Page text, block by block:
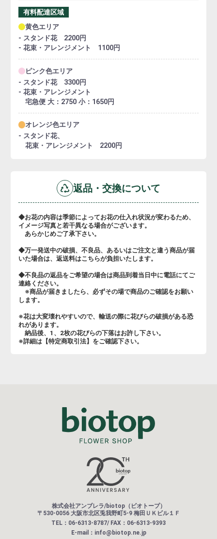
有料配達区域
黄色エリア
- スタンド花 2200円
- 花束・アレンジメント 1100円
ピンク色エリア
- スタンド花 3300円
- 花束・アレンジメント
宅急便 大：2750 小：1650円
オレンジ色エリア
- スタンド花、
花束・アレンジメント 2200円
返品・交換について
◆お花の内容は季節によってお花の仕入れ状況が変わるため、
イメージ写真と若干異なる場合がございます。
あらかじめご了承下さい。
◆万一発送中の破損、不良品、あるいはご注文と違う商品が届
いた場合は、返送料はこちらが負担いたします。
◆不良品の返品をご希望の場合は商品到着当日中に電話にてご
連絡ください。
※商品が届きましたら、必ずその場で商品のご確認をお願い
します。
※花は大変壊れやすいので、輸送の際に花びらの破損がある恐
れがあります。
納品後、1、2枚の花びらの下落はお許し下さい。
※詳細は【特定商取引法】をご確認下さい。
株式会社アンブレラ/biotop（ビオトープ）
〒530-0056 大阪市北区兎我野町5-9 梅田ＵＫビル１Ｆ
TEL：06-6313-8787/ FAX：06-6313-9393
E-mail：info@biotop.ne.jp